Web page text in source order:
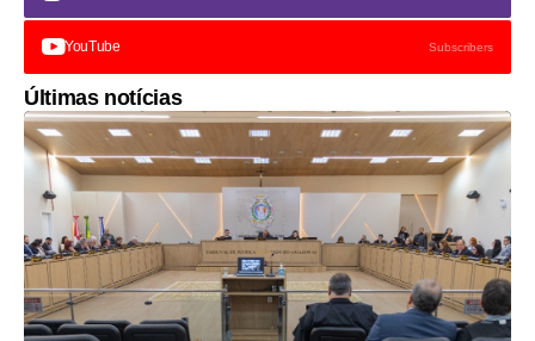
YouTube Subscribers
Últimas notícias